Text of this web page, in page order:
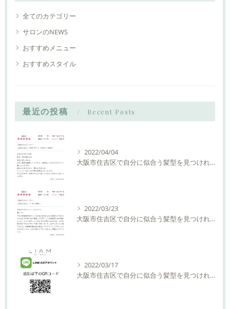
全てのカテゴリー
サロンのNEWS
おすすめメニュー
おすすめスタイル
最近の投稿 Recent Posts
2022/04/04
大阪市住吉区で自分に似合う髪型を見つけれる美容室ーLIAM hair Relaxーリアムヘアーリラックス
2022/03/23
大阪市住吉区で自分に似合う髪型を見つけれる美容室ーLIAM hair Relaxーリアムヘアーリラックス
2022/03/17
大阪市住吉区で自分に似合う髪型を見つけれる美容室ーLIAM hair Relaxーリアムヘアーリラックス